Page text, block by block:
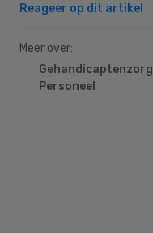
Reageer op dit artikel
Meer over:
Gehandicaptenzorg
Personeel